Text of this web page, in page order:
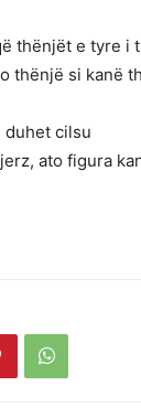
thënjët e tyre i
thënjë si kanë
duhet cilsu
ato figura